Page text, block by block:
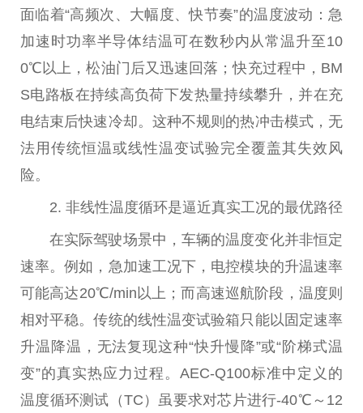
面临着“高频次、大幅度、快节奏”的温度波动：急
加速时功率半导体结温可在数秒内从常温升至10
0℃以上，松油门后又迅速回落；快充过程中，BM
S电路板在持续高负荷下发热量持续攀升，并在充
电结束后快速冷却。这种不规则的热冲击模式，无
法用传统恒温或线性温变试验完全覆盖其失效风
险。
2. 非线性温度循环是逼近真实工况的最优路径
在实际驾驶场景中，车辆的温度变化并非恒定
速率。例如，急加速工况下，电控模块的升温速率
可能高达20℃/min以上；而高速巡航阶段，温度则
相对平稳。传统的线性温变试验箱只能以固定速率
升温降温，无法复现这种“快升慢降”或“阶梯式温
变”的真实热应力过程。AEC-Q100标准中定义的
温度循环测试（TC）虽要求对芯片进行-40℃～12